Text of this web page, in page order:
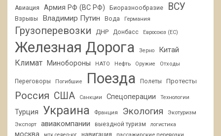
Авиация Армия РФ (ВС РФ) Биоразнообразие ВСУ
Взрывы Владимир Путин Вода Германия
Грузоперевозки ДНР Донбасс Евросоюз (ЕС)
Железная Дорога Зерно Китай
Климат Минобороны НАТО Нефть Оружие Отходы
Переговоры Погибшие Поезда Полеты Протесты
Россия США Санкции Спецоперации Технологии
Турция Украина Франция Экология
Экотуризм
Экспорт
авиакомпании выездной туризм логистика
москва мтк север-юг навигация
пассажирские перевозки